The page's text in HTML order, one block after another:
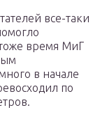
все-таки
время МиГ
в начале
по